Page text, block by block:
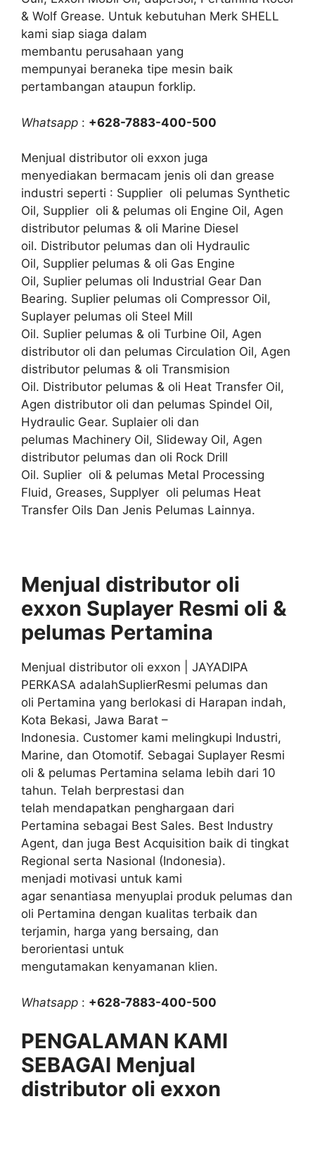
& Wolf Grease. Untuk kebutuhan Merk SHELL
kami siap siaga dalam
membantu perusahaan yang
mempunyai beraneka tipe mesin baik
pertambangan ataupun forklip.
Whatsapp : +628-7883-400-500
Menjual distributor oli exxon juga
menyediakan bermacam jenis oli dan grease
industri seperti : Supplier oli pelumas Synthetic
Oil, Supplier oli & pelumas oli Engine Oil, Agen
distributor pelumas & oli Marine Diesel
oil. Distributor pelumas dan oli Hydraulic
Oil, Supplier pelumas & oli Gas Engine
Oil, Suplier pelumas oli Industrial Gear Dan
Bearing. Suplier pelumas oli Compressor Oil,
Suplayer pelumas oli Steel Mill
Oil. Suplier pelumas & oli Turbine Oil, Agen
distributor oli dan pelumas Circulation Oil, Agen
distributor pelumas & oli Transmision
Oil. Distributor pelumas & oli Heat Transfer Oil,
Agen distributor oli dan pelumas Spindel Oil,
Hydraulic Gear. Suplaier oli dan
pelumas Machinery Oil, Slideway Oil, Agen
distributor pelumas dan oli Rock Drill
Oil. Suplier oli & pelumas Metal Processing
Fluid, Greases, Supplyer oli pelumas Heat
Transfer Oils Dan Jenis Pelumas Lainnya.
Menjual distributor oli
exxon Suplayer Resmi oli &
pelumas Pertamina
Menjual distributor oli exxon | JAYADIPA
PERKASA adalahSuplierResmi pelumas dan
oli Pertamina yang berlokasi di Harapan indah,
Kota Bekasi, Jawa Barat –
Indonesia. Customer kami melingkupi Industri,
Marine, dan Otomotif. Sebagai Suplayer Resmi
oli & pelumas Pertamina selama lebih dari 10
tahun. Telah berprestasi dan
telah mendapatkan penghargaan dari
Pertamina sebagai Best Sales. Best Industry
Agent, dan juga Best Acquisition baik di tingkat
Regional serta Nasional (Indonesia).
menjadi motivasi untuk kami
agar senantiasa menyuplai produk pelumas dan
oli Pertamina dengan kualitas terbaik dan
terjamin, harga yang bersaing, dan
berorientasi untuk
mengutamakan kenyamanan klien.
Whatsapp : +628-7883-400-500
PENGALAMAN KAMI
SEBAGAI Menjual
distributor oli exxon